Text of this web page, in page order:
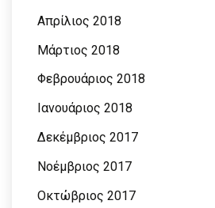
Απρίλιος 2018
Μάρτιος 2018
Φεβρουάριος 2018
Ιανουάριος 2018
Δεκέμβριος 2017
Νοέμβριος 2017
Οκτώβριος 2017